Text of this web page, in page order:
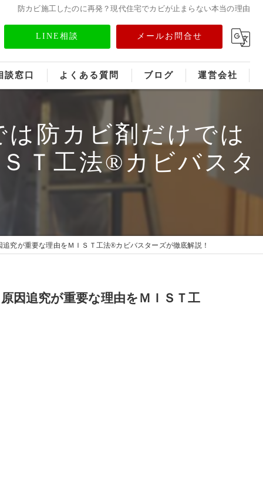
防カビ施工したのに再発？現代住宅でカビが止まらない本当の理由
LINE相談 メールお問合せ
談窓口 よくある質問 ブログ 運営会社
メディア情報
防カビ剤だけでは
Ｔ工法®カビバスタ
究が重要な理由をＭＩＳＴ工法®カビバスターズが徹底解説！
因追究が重要な理由をＭＩＳＴ工